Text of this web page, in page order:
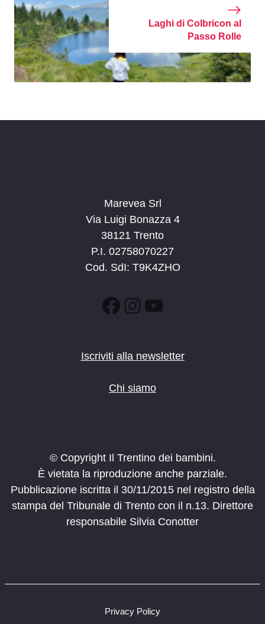
Laghi di Colbricon al
Passo Rolle
Marevea Srl
Via Luigi Bonazza 4
38121 Trento
P.I. 02758070227
Cod. SdI: T9K4ZHO
Facebook
Instagram
YouTube
Iscriviti alla newsletter
Chi siamo
© Copyright Il Trentino dei bambini.
È vietata la riproduzione anche parziale.
Pubblicazione iscritta il 30/11/2015 nel registro della
stampa del Tribunale di Trento con il n.13. Direttore
responsabile Silvia Conotter
Privacy Policy